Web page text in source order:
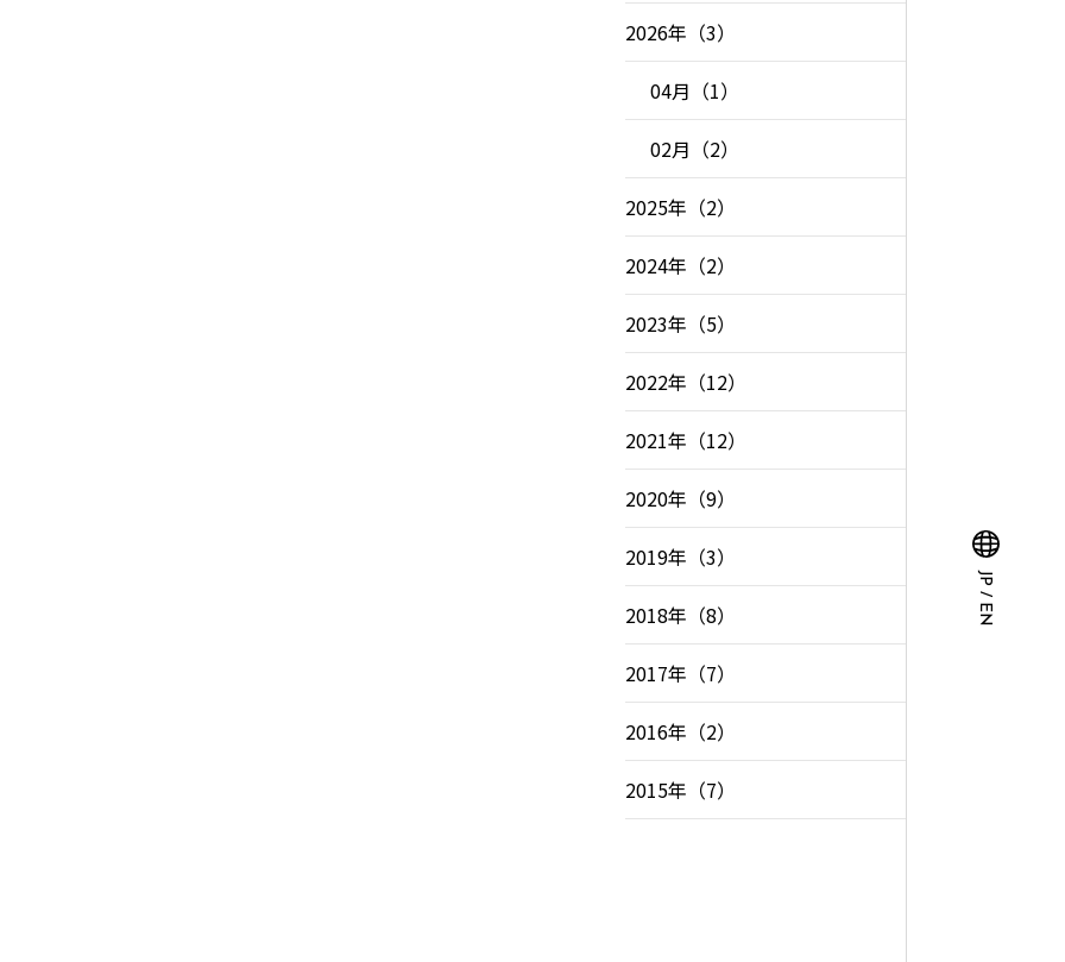
JP
/
EN
2026年（3）
04月（1）
02月（2）
2025年（2）
2024年（2）
2023年（5）
2022年（12）
2021年（12）
2020年（9）
2019年（3）
2018年（8）
2017年（7）
2016年（2）
2015年（7）